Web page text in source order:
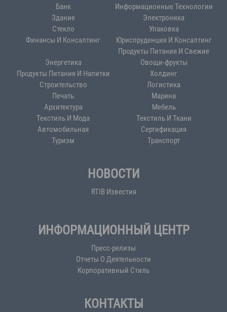
Банк
Информационные Технологии
Здание
Электроника
Стекло
Упаковка
Финансы И Консалтинг
Юриспруденция И Консалтинг
Энергетика
Продукты Питания И Свежие
Овощи-фрукты
Продукты Питания И Напитки
Холдинг
Строительство
Логистика
Печать
Марина
Архитектура
Мебель
Текстиль И Мода
Текстиль И Ткани
Автомобильная
Сертификация
Туризм
Транспорт
НОВОСТИ
RTIB Известия
ИНФОРМАЦИОННЫЙ ЦЕНТР
Пресс-релизы
Отчеты О Деятельности
Корпоративный Стиль
КОНТАКТЫ